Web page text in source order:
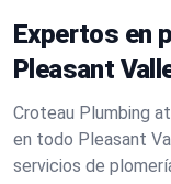
Expertos en
Pleasant
Croteau Plumbing
en todo Pleasant
servicios de